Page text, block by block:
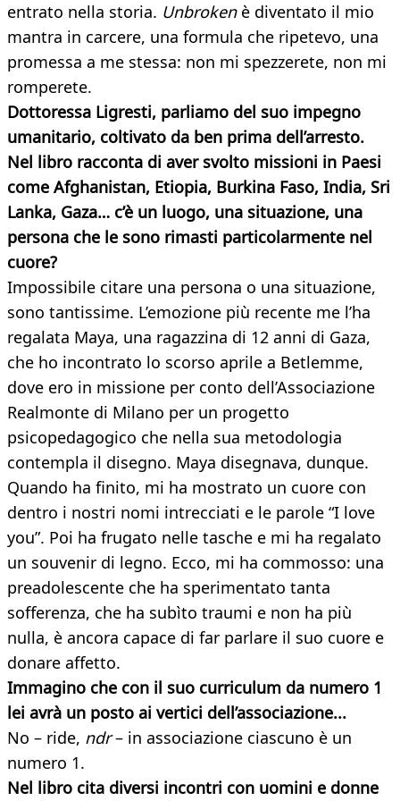
entrato nella storia. Unbrokenè diventato il mio
mantra in carcere, una formula che ripetevo, una
promessa a me stessa: non mi spezzerete, non mi
romperete.
Dottoressa Ligresti, parliamo del suo impegno
umanitario, coltivato da ben prima dell’arresto.
Nel libro racconta di aver svolto missioni in Paesi
come Afghanistan, Etiopia, Burkina Faso, India, Sri
Lanka, Gaza… c’è un luogo, una situazione, una
persona che le sono rimasti particolarmente nel
cuore?
Impossibile citare una persona o una situazione,
sono tantissime. L’emozione più recente me l’ha
regalata Maya, una ragazzina di 12 anni di Gaza,
che ho incontrato lo scorso aprile a Betlemme,
dove ero in missione per conto dell’Associazione
Realmonte di Milano per un progetto
psicopedagogico che nella sua metodologia
contempla il disegno. Maya disegnava, dunque.
Quando ha finito, mi ha mostrato un cuore con
dentro i nostri nomi intrecciati e le parole “I love
you”. Poi ha frugato nelle tasche e mi ha regalato
un souvenir di legno. Ecco, mi ha commosso: una
preadolescente che ha sperimentato tanta
sofferenza, che ha subìto traumi e non ha più
nulla, è ancora capace di far parlare il suo cuore e
donare affetto.
Immagino che con il suo curriculum da numero 1
lei avrà un posto ai vertici dell’associazione...
No – ride, ndr– in associazione ciascuno è un
numero 1.
Nel libro cita diversi incontri con uomini e donne